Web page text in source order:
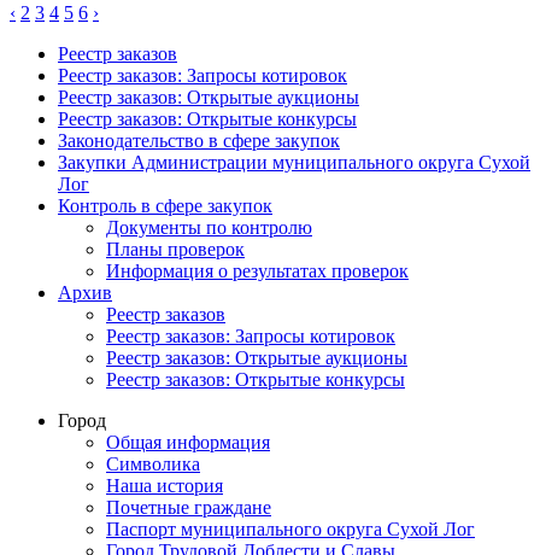
‹ 2 3 4 5 6 ›
Реестр заказов
Реестр заказов: Запросы котировок
Реестр заказов: Открытые аукционы
Реестр заказов: Открытые конкурсы
Законодательство в сфере закупок
Закупки Администрации муниципального округа Сухой
Лог
Контроль в сфере закупок
Документы по контролю
Планы проверок
Информация о результатах проверок
Архив
Реестр заказов
Реестр заказов: Запросы котировок
Реестр заказов: Открытые аукционы
Реестр заказов: Открытые конкурсы
Город
Общая информация
Символика
Наша история
Почетные граждане
Паспорт муниципального округа Сухой Лог
Город Трудовой Доблести и Славы